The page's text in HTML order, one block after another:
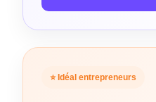
⭐ Idéal entrepreneurs